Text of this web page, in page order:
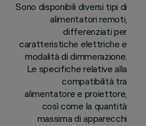
Sono disponibili diversi tipi di
alimentatori remoti,
differenziati per
caratteristiche elettriche e
modalità di dimmerazione.
Le specifiche relative alla
compatibilità tra
alimentatore e proiettore,
così come la quantità
massima di apparecchi